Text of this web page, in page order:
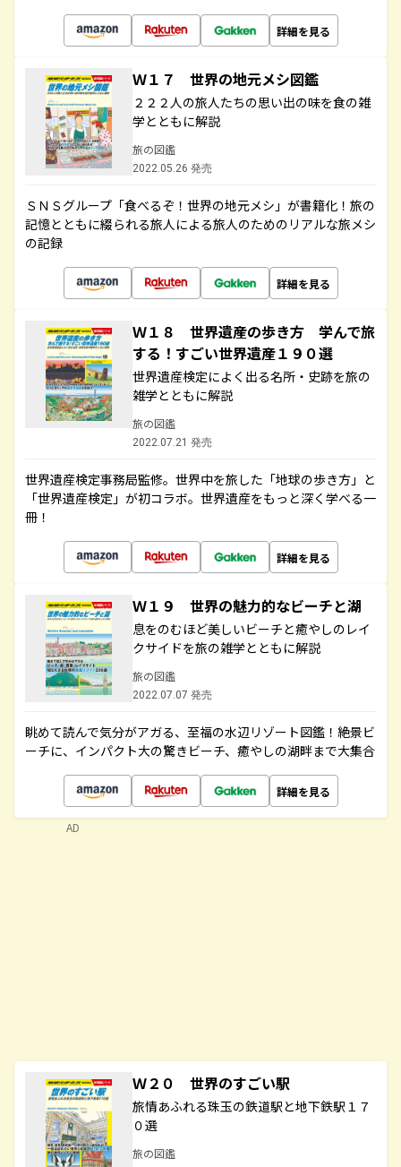
詳細を見る
Ｗ１７ 世界の地元メシ図鑑
２２２人の旅人たちの思い出の味を食の雑
学とともに解説
旅の図鑑
2022.05.26 発売
ＳＮＳグループ「食べるぞ！世界の地元メシ」が書籍化！旅の
記憶とともに綴られる旅人による旅人のためのリアルな旅メシ
の記録
詳細を見る
Ｗ１８ 世界遺産の歩き方 学んで旅
する！すごい世界遺産１９０選
世界遺産検定によく出る名所・史跡を旅の
雑学とともに解説
旅の図鑑
2022.07.21 発売
世界遺産検定事務局監修。世界中を旅した「地球の歩き方」と
「世界遺産検定」が初コラボ。世界遺産をもっと深く学べる一
冊！
詳細を見る
Ｗ１９ 世界の魅力的なビーチと湖
息をのむほど美しいビーチと癒やしのレイ
クサイドを旅の雑学とともに解説
旅の図鑑
2022.07.07 発売
眺めて読んで気分がアガる、至福の水辺リゾート図鑑！絶景ビ
ーチに、インパクト大の驚きビーチ、癒やしの湖畔まで大集合
詳細を見る
Ｗ２０ 世界のすごい駅
旅情あふれる珠玉の鉄道駅と地下鉄駅１７
０選
旅の図鑑
AD